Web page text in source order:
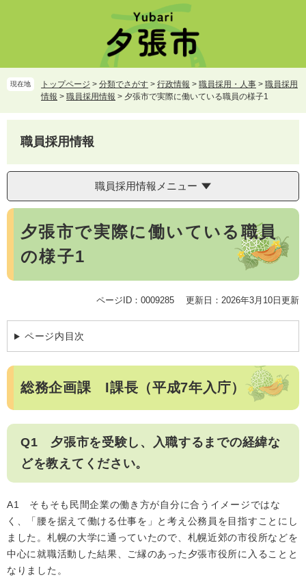
頭
で
飛
ば
て
へ
現在地 トップページ > 分類でさがす > 行政情報 > 職員採用・人事 > 職員採用
情報 > 職員採用情報 > 夕張市で実際に働いている職員の様子1
職員採用情報
職員採用情報メニュー
本
夕張市で実際に働いている職員
の様子1
ページID：0009285 更新日：2026年3月10日更新
ページ内目次
総務企画課 I課長（平成7年入庁）
Q1 夕張市を受験し、入職するまでの経緯な
どを教えてください。
A1 そもそも民間企業の働き方が自分に合うイメージではな
く、「腰を据えて働ける仕事を」と考え公務員を目指すことにし
ました。札幌の大学に通っていたので、札幌近郊の市役所などを
中心に就職活動した結果、ご縁のあった夕張市役所に入ることと
なりました。